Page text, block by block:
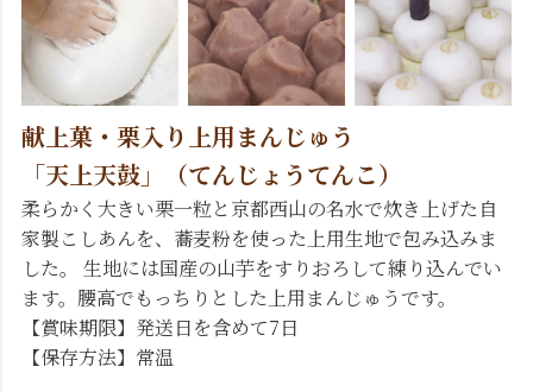
献上菓・栗入り上用まんじゅう
「天上天鼓」（てんじょうてんこ）
柔らかく大きい栗一粒と京都西山の名水で炊き上げた自
家製こしあんを、蕎麦粉を使った上用生地で包み込みま
した。 生地には国産の山芋をすりおろして練り込んでい
ます。腰高でもっちりとした上用まんじゅうです。
【賞味期限】発送日を含めて7日
【保存方法】常温